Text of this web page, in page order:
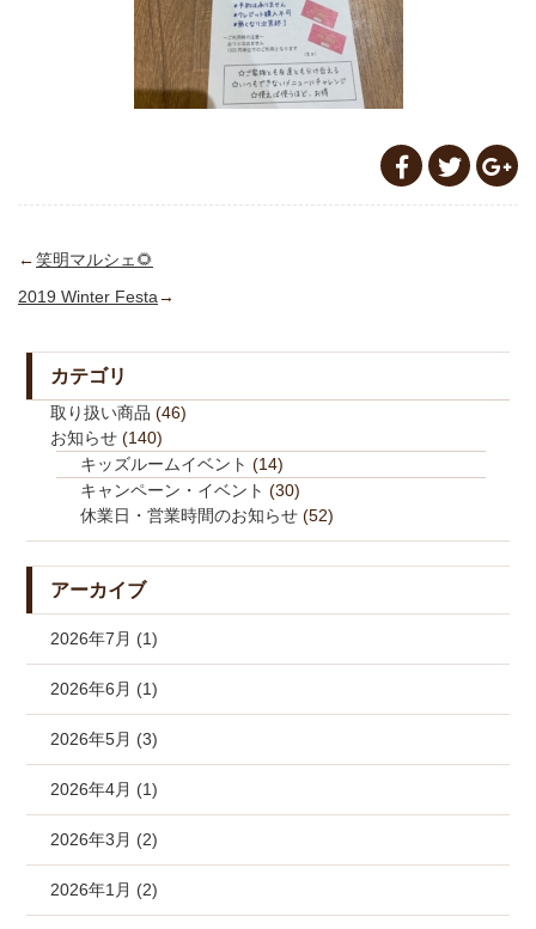
←笑明マルシェ🌻
2019 Winter Festa→
カテゴリ
取り扱い商品 (46)
お知らせ (140)
キッズルームイベント (14)
キャンペーン・イベント (30)
休業日・営業時間のお知らせ (52)
アーカイブ
2026年7月 (1)
2026年6月 (1)
2026年5月 (3)
2026年4月 (1)
2026年3月 (2)
2026年1月 (2)